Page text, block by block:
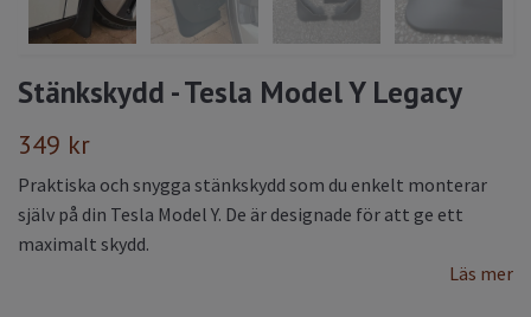
Stänkskydd - Tesla Model Y Legacy
349 kr
Praktiska och snygga stänkskydd som du enkelt monterar
själv på din Tesla Model Y. De är designade för att ge ett
maximalt skydd.
Läs mer